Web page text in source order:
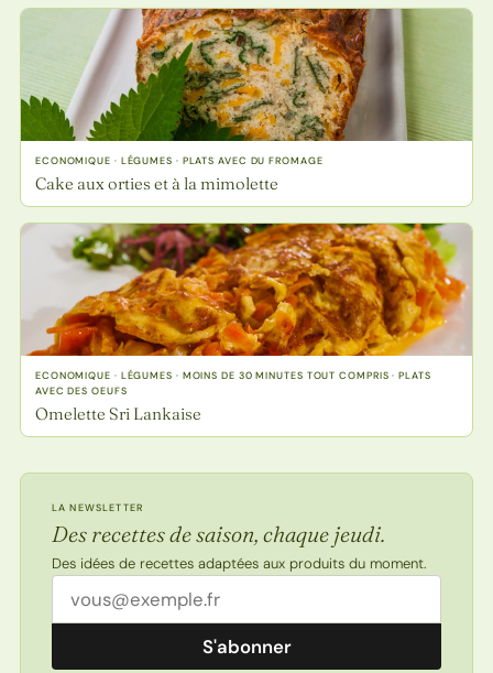
ECONOMIQUE · LÉGUMES · PLATS AVEC DU FROMAGE
Cake aux orties et à la mimolette
ECONOMIQUE · LÉGUMES · MOINS DE 30 MINUTES TOUT COMPRIS · PLATS
AVEC DES OEUFS
Omelette Sri Lankaise
LA NEWSLETTER
Des recettes de saison, chaque jeudi.
Des idées de recettes adaptées aux produits du moment.
Adresse email
S'abonner